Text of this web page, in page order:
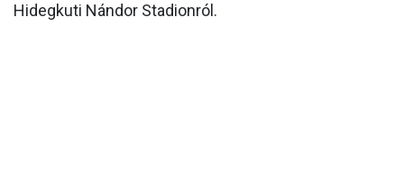
Hidegkuti Nándor Stadionról.